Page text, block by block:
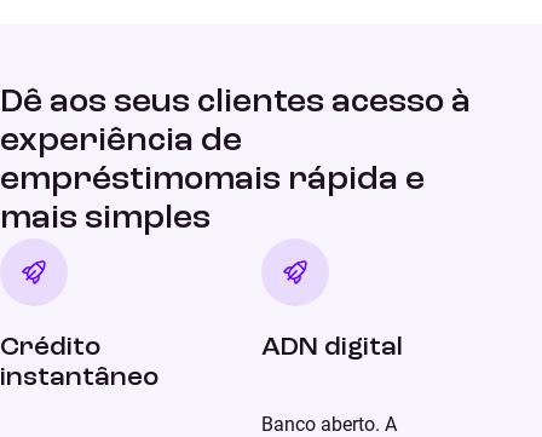
Dê aos seus clientes acesso à
experiência de
empréstimomais rápida e
mais simples
Crédito
instantâneo
ADN digital
Banco aberto. A